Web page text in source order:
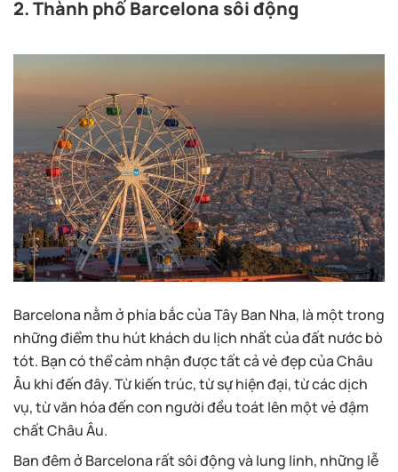
2. Thành phố Barcelona sôi động
Barcelona nằm ở phía bắc của Tây Ban Nha, là một trong
những điểm thu hút khách du lịch nhất của đất nước bò
tót. Bạn có thể cảm nhận được tất cả vẻ đẹp của Châu
Âu khi đến đây. Từ kiến trúc, từ sự hiện đại, từ các dịch
vụ, từ văn hóa đến con người đều toát lên một vẻ đậm
chất Châu Âu.
Ban đêm ở Barcelona rất sôi động và lung linh, những lễ